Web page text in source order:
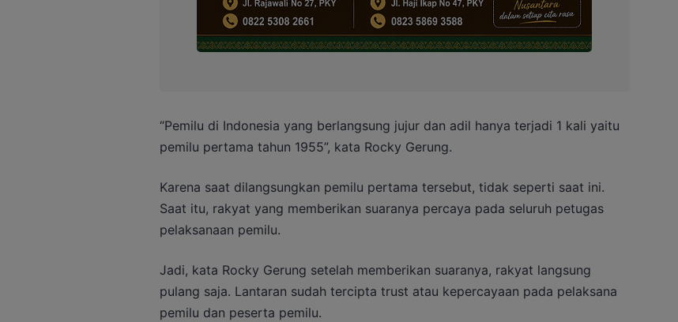
“Pemilu di Indonesia yang berlangsung jujur dan adil hanya terjadi 1 kali yaitu
pemilu pertama tahun 1955”, kata Rocky Gerung.
Karena saat dilangsungkan pemilu pertama tersebut, tidak seperti saat ini.
Saat itu, rakyat yang memberikan suaranya percaya pada seluruh petugas
pelaksanaan pemilu.
Jadi, kata Rocky Gerung setelah memberikan suaranya, rakyat langsung
pulang saja. Lantaran sudah tercipta trust atau kepercayaan pada pelaksana
pemilu dan peserta pemilu.